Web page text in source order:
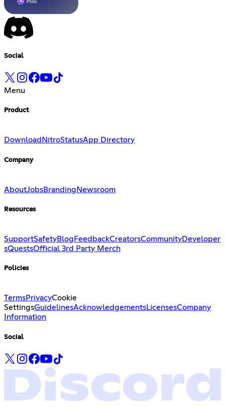
Social
Menu
Product
Download NitroStatusApp Directory
Company
AboutJobsBranding Newsroom
Resources
SupportSafetyBlog FeedbackCreatorsCommunityDeveloper
sQuestsOfficial 3rd Party Merch
Policies
TermsPrivacyCookie
SettingsGuidelinesAcknowledgementsLicensesCompany
Information
Social